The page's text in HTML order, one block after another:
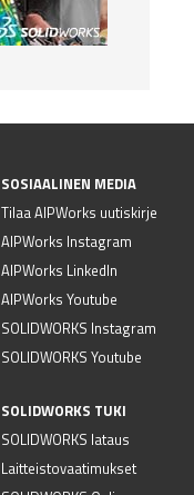
SOSIAALINEN MEDIA
Tilaa AIPWorks uutiskirje
AIPWorks Instagram
AIPWorks LinkedIn
AIPWorks Youtube
SOLIDWORKS Instagram
SOLIDWORKS Youtube
SOLIDWORKS TUKI
SOLIDWORKS lataus
Laitteistovaatimukset